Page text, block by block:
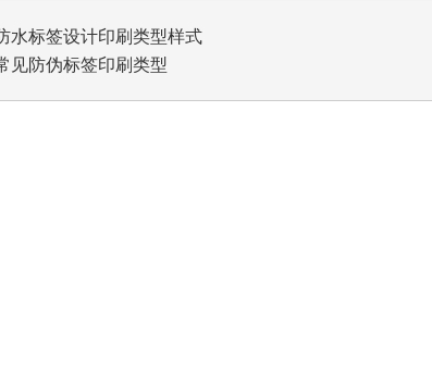
水标签设计印刷类型样式
见防伪标签印刷类型